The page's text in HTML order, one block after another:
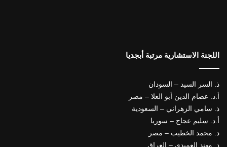
اللجنة الاستشارية مرتبة أبجديا
ذ. السر السيد – السودان
أ.د. عصام الدين أبو العلا – مصر
ذ. سامي الزهراني – السعودية
أ.د. سليم عجاج – سوريا
د. محمد الخطيب – مصر
د. مهند العميدي – العراق